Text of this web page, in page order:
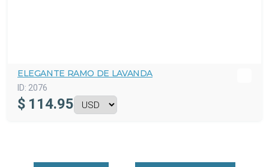
ELEGANTE RAMO DE LAVANDA
ID: 2076
$ 114.95